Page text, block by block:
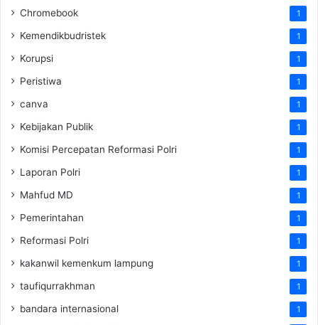
Chromebook 1
Kemendikbudristek 1
Korupsi 1
Peristiwa 1
canva 1
Kebijakan Publik 1
Komisi Percepatan Reformasi Polri 1
Laporan Polri 1
Mahfud MD 1
Pemerintahan 1
Reformasi Polri 1
kakanwil kemenkum lampung 1
taufiqurrakhman 1
bandara internasional 1